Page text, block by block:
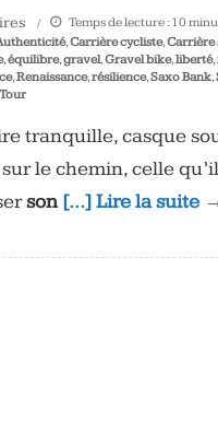
Temps de lecture : 10
,Carrière cycliste,Carrière
,équilibre,gravel,Gravel bike,liberté,
,Renaissance,résilience,Saxo Bank,
tranquille, casque
le chemin, celle
son[…] Lire la suite